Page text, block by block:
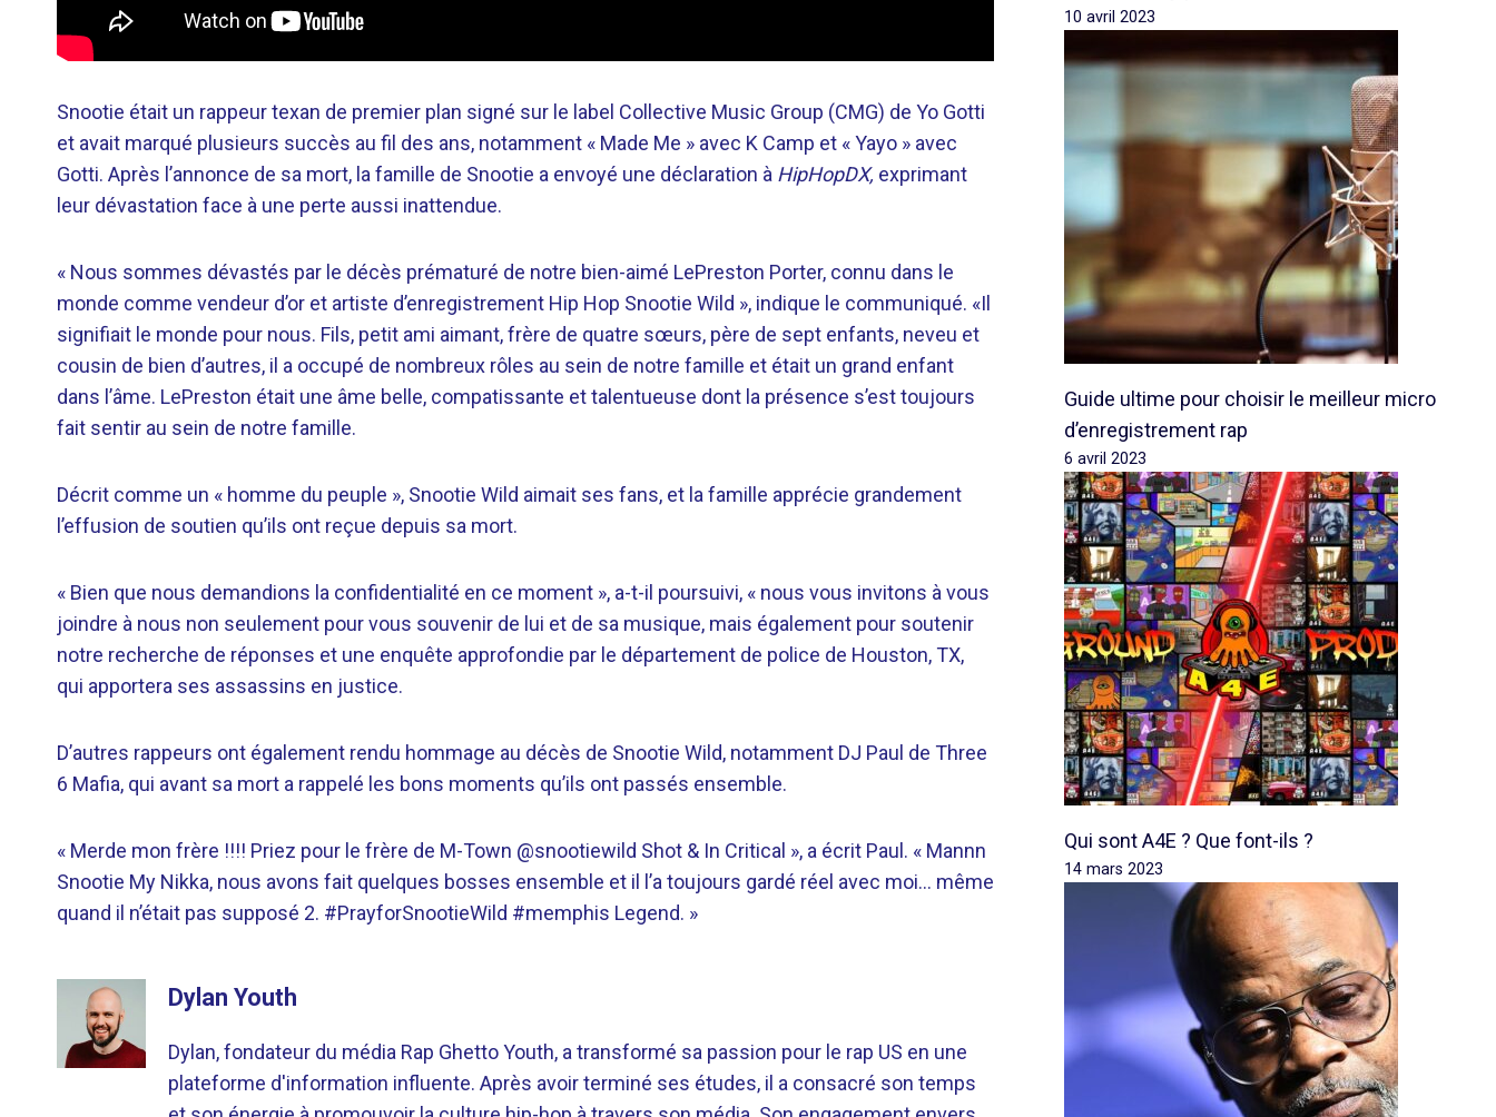
Snootie était un rappeur texan de premier plan signé sur le label Collective Music Group (CMG) de Yo Gotti
et avait marqué plusieurs succès au fil des ans, notamment « Made Me » avec K Camp et « Yayo » avec
Gotti. Après l’annonce de sa mort, la famille de Snootie a envoyé une déclaration à HipHopDX, exprimant
leur dévastation face à une perte aussi inattendue.
« Nous sommes dévastés par le décès prématuré de notre bien-aimé LePreston Porter, connu dans le
monde comme vendeur d’or et artiste d’enregistrement Hip Hop Snootie Wild », indique le communiqué. «Il
signifiait le monde pour nous. Fils, petit ami aimant, frère de quatre sœurs, père de sept enfants, neveu et
cousin de bien d’autres, il a occupé de nombreux rôles au sein de notre famille et était un grand enfant
dans l’âme. LePreston était une âme belle, compatissante et talentueuse dont la présence s’est toujours
fait sentir au sein de notre famille.
Décrit comme un « homme du peuple », Snootie Wild aimait ses fans, et la famille apprécie grandement
l’effusion de soutien qu’ils ont reçue depuis sa mort.
« Bien que nous demandions la confidentialité en ce moment », a-t-il poursuivi, « nous vous invitons à vous
joindre à nous non seulement pour vous souvenir de lui et de sa musique, mais également pour soutenir
notre recherche de réponses et une enquête approfondie par le département de police de Houston, TX,
qui apportera ses assassins en justice.
D’autres rappeurs ont également rendu hommage au décès de Snootie Wild, notamment DJ Paul de Three
6 Mafia, qui avant sa mort a rappelé les bons moments qu’ils ont passés ensemble.
« Merde mon frère !!!! Priez pour le frère de M-Town @snootiewild Shot & In Critical », a écrit Paul. « Mannn
Snootie My Nikka, nous avons fait quelques bosses ensemble et il l’a toujours gardé réel avec moi… même
quand il n’était pas supposé 2. #PrayforSnootieWild #memphis Legend. »
Dylan Youth
Dylan, fondateur du média Rap Ghetto Youth, a transformé sa passion pour le rap US en une
plateforme d'information influente. Après avoir terminé ses études, il a consacré son temps
10 avril 2023
Guide ultime pour choisir le meilleur micro
d’enregistrement rap
6 avril 2023
Qui sont A4E ? Que font-ils ?
14 mars 2023